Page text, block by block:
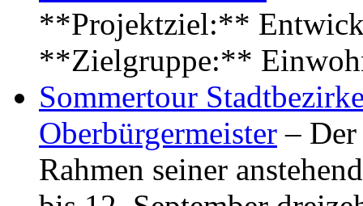
**Projektziel:**
**Zielgruppe:**
Sommertour
Oberbürgermeister –
Rahmen seiner